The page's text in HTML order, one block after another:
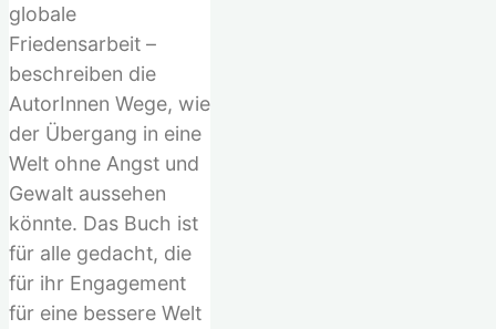
globale
Friedensarbeit –
beschreiben die
AutorInnen Wege, wie
der Übergang in eine
Welt ohne Angst und
Gewalt aussehen
könnte. Das Buch ist
für alle gedacht, die
für ihr Engagement
für eine bessere Welt